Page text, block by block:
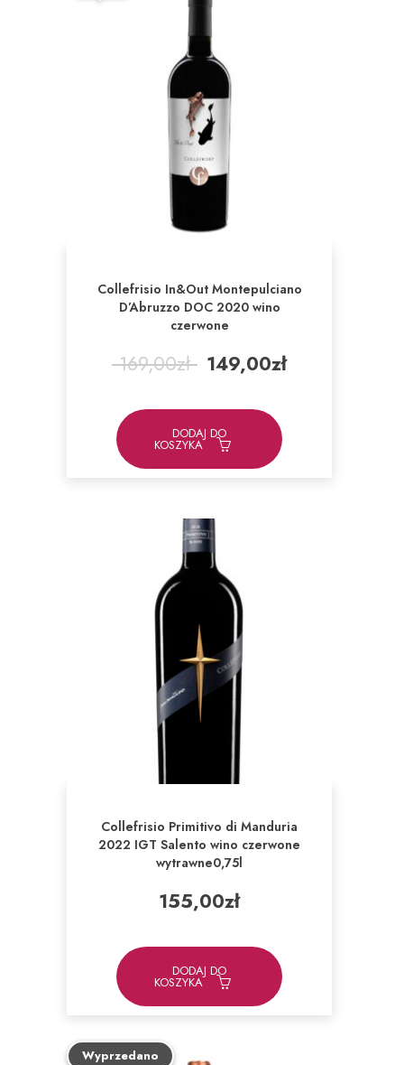
Collefrisio In&Out Montepulciano
D’Abruzzo DOC 2020 wino
czerwone
169,00zł Pierwotna
wynosiła:
169,00zł.
149,00złAktualna
DODAJ DO
KOSZYKA
Collefrisio Primitivo di Manduria
2022 IGT Salento wino czerwone
wytrawne0,75l
155,00zł
DODAJ DO
KOSZYKA
Wyprzedano